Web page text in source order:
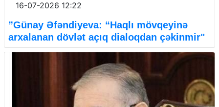
16-07-2026 12:22
”Günay Əfəndiyeva: “Haqlı mövqeyinə
arxalanan dövlət açıq dialoqdan çəkinmir"